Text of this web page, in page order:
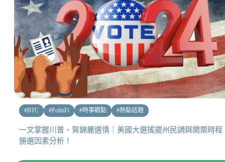
#BTC #PolitiFi #時事觀點 #熱點話題
一文掌握川普、賀錦麗選情｜美國大選搖擺州民調與開票時程
勝選因素分析！